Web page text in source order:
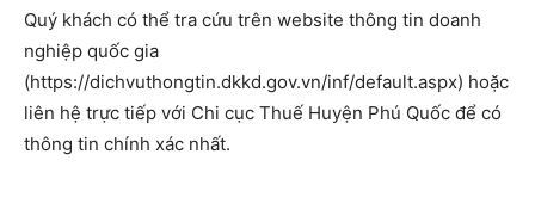
Quý khách có thể tra cứu trên website thông tin doanh
nghiệp quốc gia
(https://dichvuthongtin.dkkd.gov.vn/inf/default.aspx) hoặc
liên hệ trực tiếp với Chi cục Thuế Huyện Phú Quốc để có
thông tin chính xác nhất.